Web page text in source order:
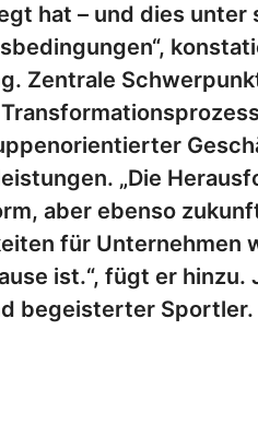
hat – und dies unter
Zentrale
„Die
aber ebenso
für Unternehmen
ist.“, fügt er hinzu.
begeisterter Sportler.